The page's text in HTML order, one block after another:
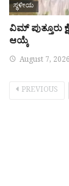
ಸ್ಥಳೀಯ
ವಿಮ್ ಪುತ್ತೂರು
ಆಯ್ಕೆ
August 7, 2026
PREVIOUS